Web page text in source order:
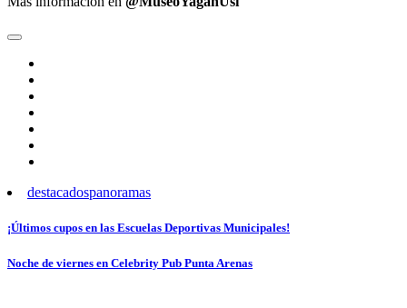
destacadospanoramas
Navegación
de
¡Últimos cupos en las Escuelas Deportivas Municipales!
Noche de viernes en Celebrity Pub Punta Arenas